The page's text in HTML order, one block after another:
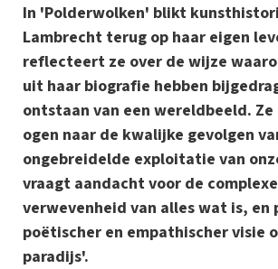
In 'Polderwolken' blikt
Lambrecht terug op haar eigen
reflecteert ze over de wijze
uit haar biografie hebben
ontstaan van een wereldbeeld.
ogen naar de kwalijke gevolgen
ongebreidelde exploitatie van
vraagt aandacht voor de complexe
verwevenheid van alles wat is, en
poëtischer en empathischer visie
paradijs'.